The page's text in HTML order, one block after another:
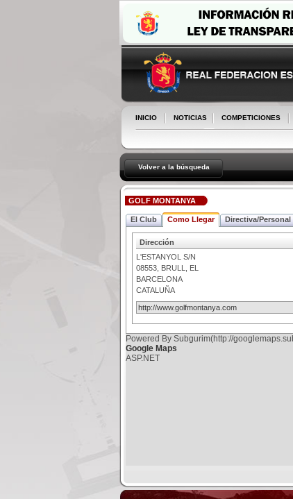
INICIO NOTICIAS COMPETICIONES
Volver a la búsqueda
GOLF MONTANYA
El Club Como Llegar Directiva/Personal
Dirección
L'ESTANYOL S/N
08553 BRULL, EL
BARCELONA
CATALUÑA
http://www.golfmontanya.com
Powered By Subgurim(http://
Google Maps
ASP.NET